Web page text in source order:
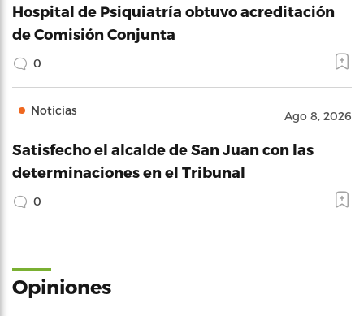
Hospital de Psiquiatría obtuvo acreditación
de Comisión Conjunta
0
Noticias Ago 8, 2026
Satisfecho el alcalde de San Juan con las
determinaciones en el Tribunal
0
Opiniones